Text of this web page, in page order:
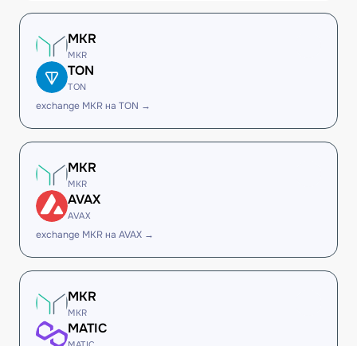
MKR
MKR
TON
TON
exchange MKR на TON →
MKR
MKR
AVAX
AVAX
exchange MKR на AVAX →
MKR
MKR
MATIC